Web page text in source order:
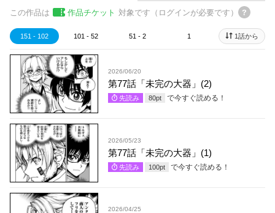
この作品は 作品チケット 対象です（ログインが必要です）
151 - 102 101 - 52 51 - 2 1 1話から
2026/06/20
第77話「未完の大器」(2)
先読み 80pt で今すぐ読める！
2026/05/23
第77話「未完の大器」(1)
先読み 100pt で今すぐ読める！
2026/04/25